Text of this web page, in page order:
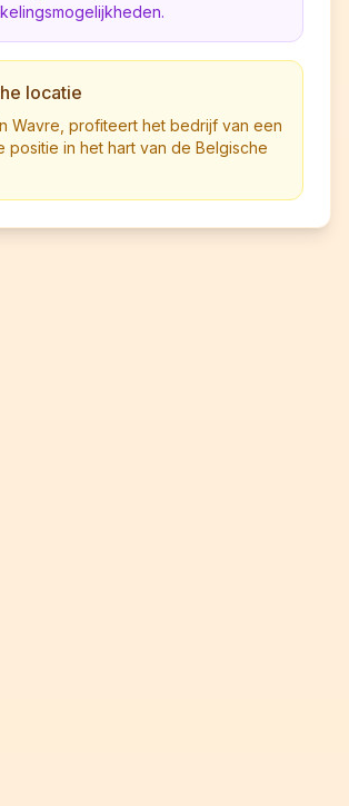
locatie
Wavre, profiteert het bedrijf van een
positie in het hart van de Belgische